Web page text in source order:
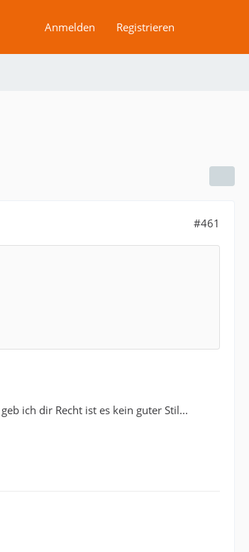
Anmelden Registrieren
#461
ich dir Recht ist es kein guter Stil...